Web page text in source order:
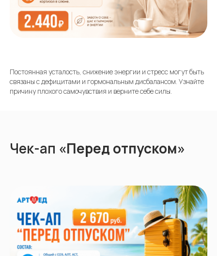
Постоянная усталость, снижение энергии и стресс могут быть
связаны с дефицитами и гормональным дисбалансом. Узнайте
причину плохого самочувствия и верните себе силы.
Чек-ап «Перед отпуском»